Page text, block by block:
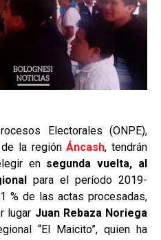
Electorales (ONPE),
de la regiónÁncash, tendrán
en segunda vuelta, al
para el período 2019-
% de las actas procesadas,
lugar Juan Rebaza Noriega
“El Maicito”, quien ha